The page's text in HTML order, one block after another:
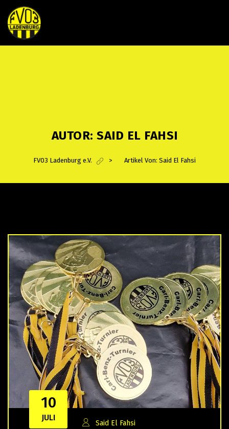
AUTOR: SAID EL FAHSI
FV03 Ladenburg e.V. > Artikel Von: Said El Fahsi
10
JULI
Said El Fahsi